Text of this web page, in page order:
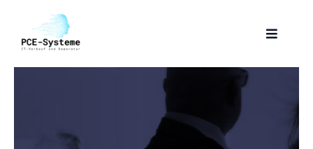
content
Toggle
Dienstleistungen